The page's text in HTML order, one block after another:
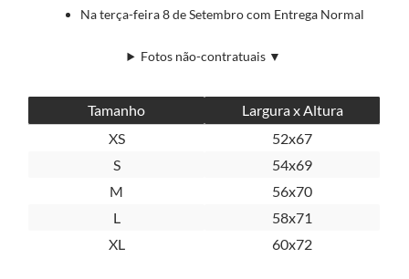
Na terça-feira 8 de Setembro com Entrega Normal
Fotos não-contratuais ▼
Tamanho
Largura x Altura
XS
52x67
S
54x69
M
56x70
L
58x71
XL
60x72